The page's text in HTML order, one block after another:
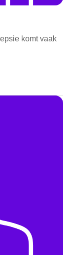
komt vaak